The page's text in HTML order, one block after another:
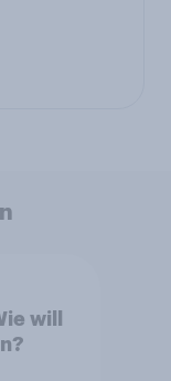
will